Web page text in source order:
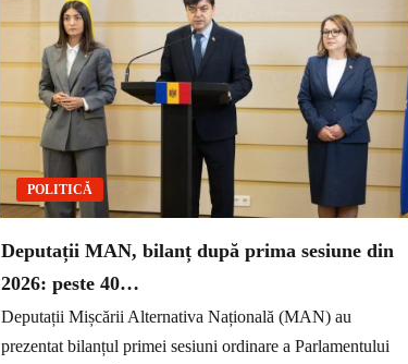
POLITICĂ
Deputații MAN, bilanț după prima sesiune din
2026: peste 40…
Deputații Mișcării Alternativa Națională (MAN) au
prezentat bilanțul primei sesiuni ordinare a Parlamentului